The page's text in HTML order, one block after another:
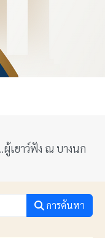
ผู้เยาว์ฟัง ณ บางนก
การค้นหา